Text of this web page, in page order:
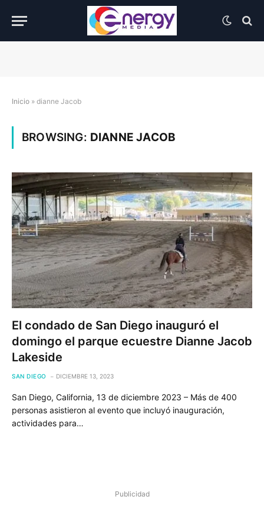
Inicio » dianne Jacob
BROWSING: DIANNE JACOB
El condado de San Diego inauguró el
domingo el parque ecuestre Dianne Jacob
Lakeside
SAN DIEGO DICIEMBRE 13, 2023
San Diego, California, 13 de diciembre 2023 – Más de 400
personas asistieron al evento que incluyó inauguración,
actividades para…
Publicidad